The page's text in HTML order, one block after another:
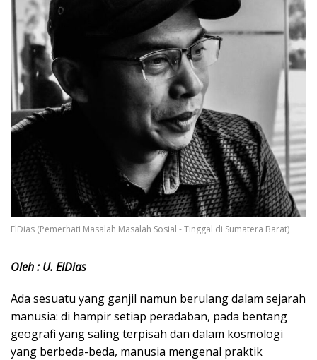
ElDias (Pemerhati Masalah Masalah Sosial - Tinggal di Sumatera Barat)
Oleh : U. ElDias
Ada sesuatu yang ganjil namun berulang dalam sejarah
manusia: di hampir setiap peradaban, pada bentang
geografi yang saling terpisah dan dalam kosmologi
yang berbeda-beda, manusia mengenal praktik